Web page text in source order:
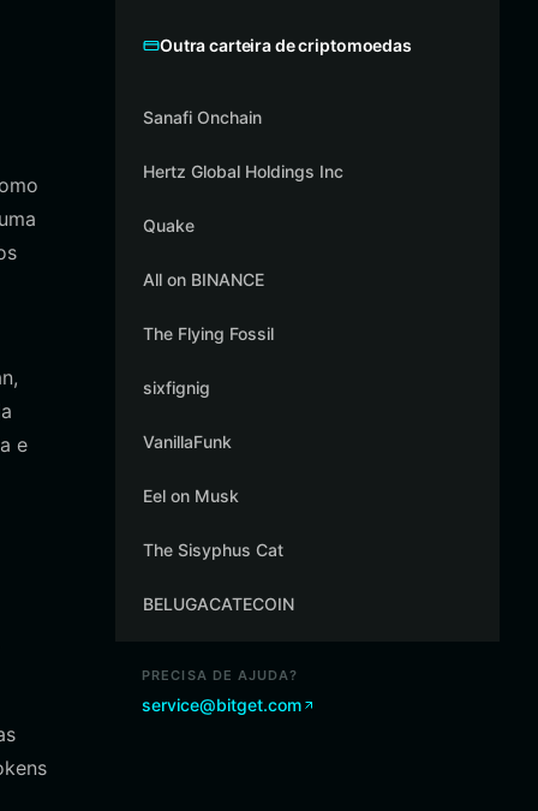
e
Outra carteira de criptomoedas
Sanafi Onchain
Hertz Global Holdings Inc
Quake
All on BINANCE
The Flying Fossil
sixfignig
VanillaFunk
Eel on Musk
The Sisyphus Cat
BELUGACATECOIN
PRECISA DE AJUDA?
service@bitget.com